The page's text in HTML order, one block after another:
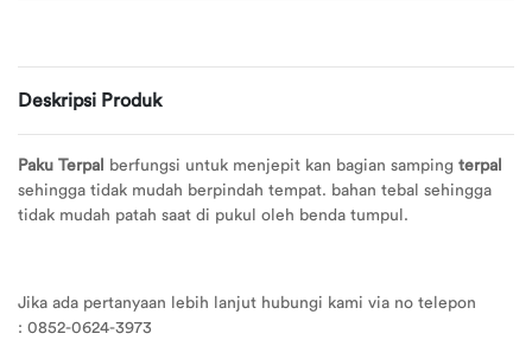
Logout
Deskripsi Produk
Paku Terpal berfungsi untuk menjepit kan bagian samping terpal
sehingga tidak mudah berpindah tempat. bahan tebal sehingga
tidak mudah patah saat di pukul oleh benda tumpul.
Jika ada pertanyaan lebih lanjut hubungi kami via no telepon
: 0852-0624-3973